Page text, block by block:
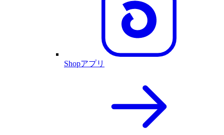
Shopアプリ